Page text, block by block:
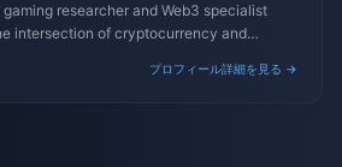
researcher and Web3 specialist
intersection of cryptocurrency and
プロフィール詳細を見る →